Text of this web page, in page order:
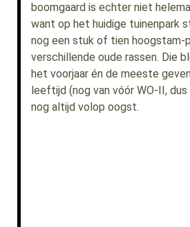
boomgaard is echter niet
want op het huidige tuinenpark
nog een stuk of tien hoogstam-
verschillende oude rassen. Die
het voorjaar én de meeste
leeftijd (nog van vóór WO-II, dus
nog altijd volop oogst.